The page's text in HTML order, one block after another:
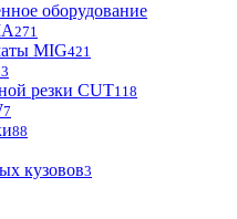
оборудование
271
MIG421
резки CUT118
7
88
кузовов3